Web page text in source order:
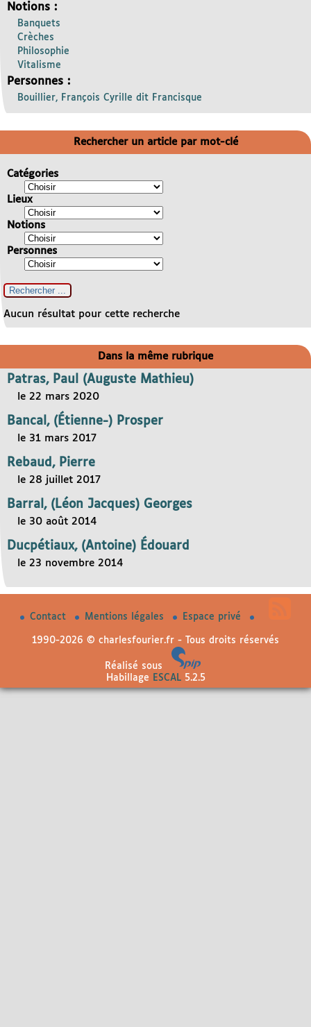
Notions :
Banquets
Crèches
Philosophie
Vitalisme
Personnes :
Bouillier, François Cyrille dit Francisque
Rechercher un article par mot-clé
Catégories
Lieux
Notions
Personnes
Aucun résultat pour cette recherche
Dans la même rubrique
Patras, Paul (Auguste Mathieu)
le 22 mars 2020
Bancal, (Étienne-) Prosper
le 31 mars 2017
Rebaud, Pierre
le 28 juillet 2017
Barral, (Léon Jacques) Georges
le 30 août 2014
Ducpétiaux, (Antoine) Édouard
le 23 novembre 2014
Contact Mentions légales Espace privé
1990-2026 © charlesfourier.fr - Tous droits réservés
Réalisé sous
Habillage
ESCAL5.2.5